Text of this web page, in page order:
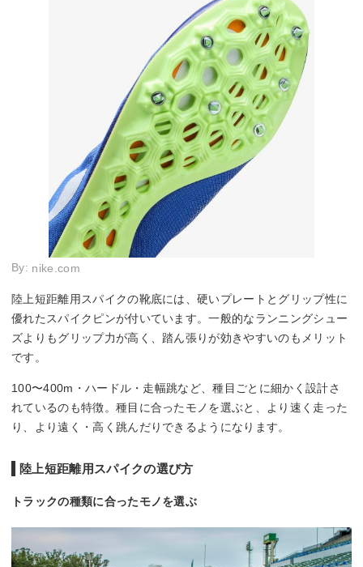
By: nike.com
陸上短距離用スパイクの靴底には、硬いプレートとグリップ性に
優れたスパイクピンが付いています。一般的なランニングシュー
ズよりもグリップ力が高く、踏ん張りが効きやすいのもメリット
です。
100〜400m・ハードル・走幅跳など、種目ごとに細かく設計さ
れているのも特徴。種目に合ったモノを選ぶと、より速く走った
り、より遠く・高く跳んだりできるようになります。
陸上短距離用スパイクの選び方
トラックの種類に合ったモノを選ぶ